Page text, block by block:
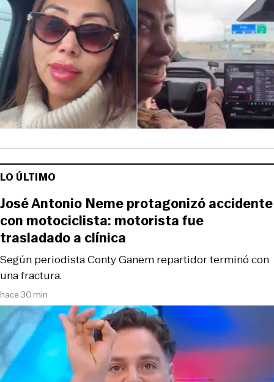
LO ÚLTIMO
hace 30 min
Según periodista Conty Ganem repartidor terminó con
una fractura.
José Antonio Neme protagonizó accidente
con motociclista: motorista fue
trasladado a clínica